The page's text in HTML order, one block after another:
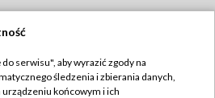
TVP
serwisu", aby wyrazić zgody na
śledzenia i zbierania danych,
końcowym i ich